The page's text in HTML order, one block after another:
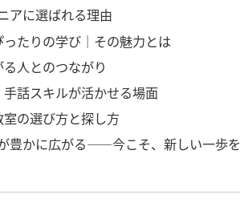
アに選ばれる理由
たりの学び｜その魅力とは
人とのつながり
話スキルが活かせる場面
の選び方と探し方
豊かに広がる——今こそ、新しい一歩を